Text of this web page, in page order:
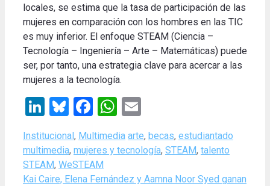
locales, se estima que la tasa de participación de las
mujeres en comparación con los hombres en las TIC
es muy inferior. El enfoque STEAM (Ciencia –
Tecnología – Ingeniería – Arte – Matemáticas) puede
ser, por tanto, una estrategia clave para acercar a las
mujeres a la tecnología.
LinkedIn
Bluesky
Facebook
WhatsApp
Categories
Institucional , Multimedia Tags
arte, becas, estudiantado
multimedia, mujeres y tecnología, STEAM, talento
STEAM, WeSTEAM
Kai Caire, Elena Fernández y Aamna Noor Syed ganan